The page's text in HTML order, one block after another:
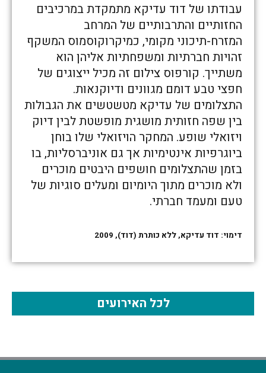
עבודתו של דוד עדיקא מתמקדת במרכיבים
החזותיים והתרבותיים של המרחב
המזרח-תיכוני מקומי, כמיקרוקוסמוס המשקף
זהויות חברתיות ומשפחתיות אליהן הוא
משתייך. קורפוס צילום זה מכיל ייצוגים של
חפצי טבע דומם מגוונים ודיוקנאות.
התצלומים של עדיקא מטשטשים את הגבולות
בין שפה חזותית מושגית מופשטת לבין דיוק
ויזואלי שופע. המחקר הויזואלי שלו בוחן
ביוגרפיות אינטימיות אך גם אוניברסליות, בו
בזמן שהתצלומים חושפים היבטים מוכרים
ולא מוכרים מתוך היומיום ומעלים סוגיות של
טעם ומעמד חברתי.
דימוי: דוד עדיקא, ללא כותרת (דוד), 2009
לכל האירועים